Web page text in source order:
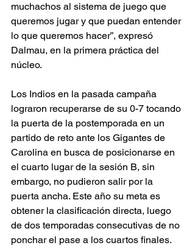
muchachos al sistema de juego que
queremos jugar y que puedan entender
lo que queremos hacer”, expresó
Dalmau, en la primera práctica del
núcleo.
Los Indios en la pasada campaña
lograron recuperarse de su 0-7 tocando
la puerta de la postemporada en un
partido de reto ante los Gigantes de
Carolina en busca de posicionarse en
el cuarto lugar de la sesión B, sin
embargo, no pudieron salir por la
puerta ancha. Este año su meta es
obtener la clasificación directa, luego
de dos temporadas consecutivas de no
ponchar el pase a los cuartos finales.